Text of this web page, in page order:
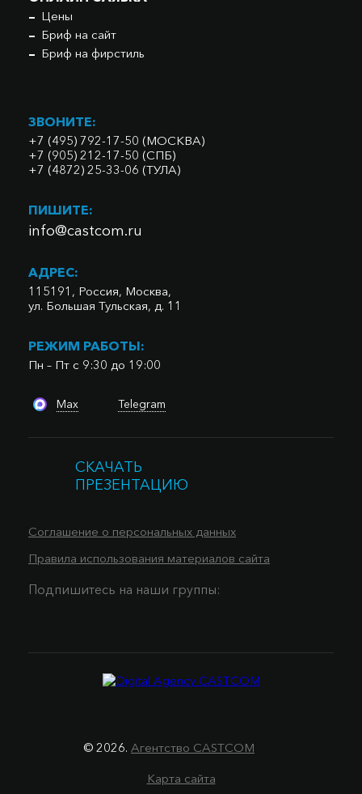
Цены
Бриф на сайт
Бриф на фирстиль
ЗВОНИТЕ:
+7 (495) 792-17-50 (МОСКВА)
+7 (905) 212-17-50 (СПБ)
+7 (4872) 25-33-06 (ТУЛА)
ПИШИТЕ:
info@castcom.ru
АДРЕС:
115191, Россия, Москва,
ул. Большая Тульская, д. 11
РЕЖИМ РАБОТЫ:
Пн – Пт с 9:30 до 19:00
Max Telegram
СКАЧАТЬ
ПРЕЗЕНТАЦИЮ
Подпишитесь на наши группы:
Соглашение о персональных данных
Правила использования материалов сайта
© 2026. Агентство CASTCOM
Карта сайта